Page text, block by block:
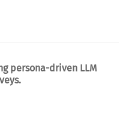
persona-driven LLM